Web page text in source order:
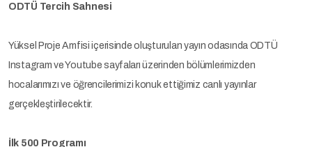
ODTÜ Tercih Sahnesi
Yüksel Proje Amfisi içerisinde oluşturulan yayın odasında ODTÜ
Instagram ve Youtube sayfaları üzerinden bölümlerimizden
hocalarımızı ve öğrencilerimizi konuk ettiğimiz canlı yayınlar
gerçekleştirilecektir.
İlk 500 Programı